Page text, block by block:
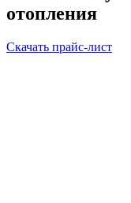
отопления
Скачать прайс-лист